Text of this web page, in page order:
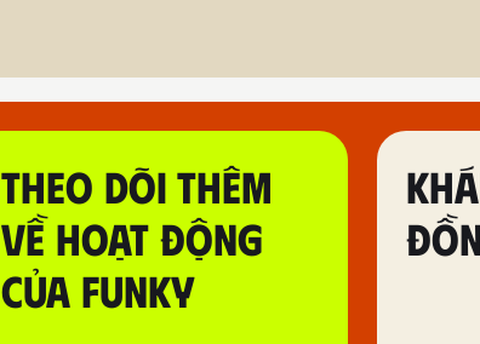
THEO DÕI THÊM
VỀ HOẠT ĐỘNG
CỦA FUNKY